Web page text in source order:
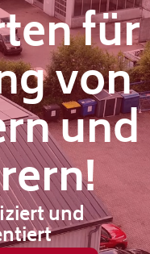
für
von
und
und